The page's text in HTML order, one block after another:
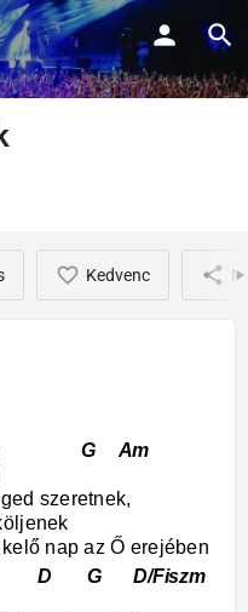
Kedvenc
G Am
szeretnek,
kelő nap az Ő erejében
D G D/Fiszm